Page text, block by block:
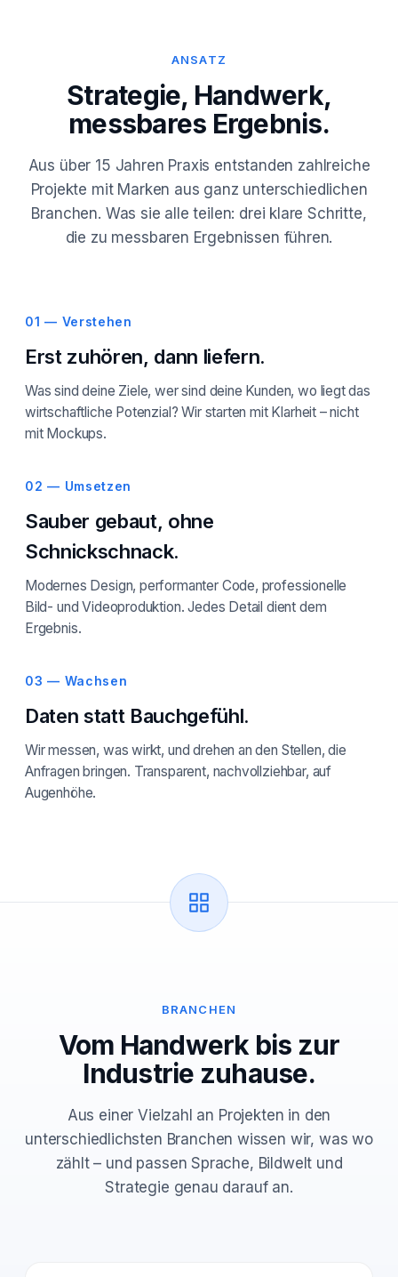
ANSATZ
Strategie, Handwerk,
messbares Ergebnis.
Aus über 15 Jahren Praxis entstanden zahlreiche
Projekte mit Marken aus ganz unterschiedlichen
Branchen. Was sie alle teilen: drei klare Schritte,
die zu messbaren Ergebnissen führen.
01 — Verstehen
Erst zuhören, dann liefern.
Was sind deine Ziele, wer sind deine Kunden, wo liegt das
wirtschaftliche Potenzial? Wir starten mit Klarheit – nicht
mit Mockups.
02 — Umsetzen
Sauber gebaut, ohne
Schnickschnack.
Modernes Design, performanter Code, professionelle
Bild- und Videoproduktion. Jedes Detail dient dem
Ergebnis.
03 — Wachsen
Daten statt Bauchgefühl.
Wir messen, was wirkt, und drehen an den Stellen, die
Anfragen bringen. Transparent, nachvollziehbar, auf
Augenhöhe.
BRANCHEN
Vom Handwerk bis zur
Industrie zuhause.
Aus einer Vielzahl an Projekten in den
unterschiedlichsten Branchen wissen wir, was wo
zählt – und passen Sprache, Bildwelt und
Strategie genau darauf an.